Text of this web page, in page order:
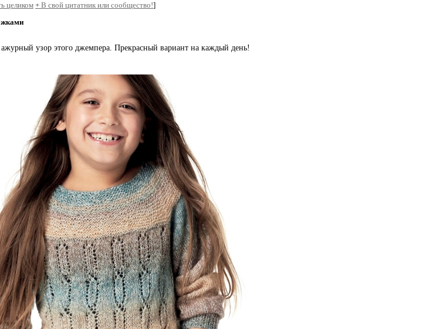
целиком+ В свой цитатник или сообщество!]
ажурный узор этого джемпера. Прекрасный вариант на каждый день!